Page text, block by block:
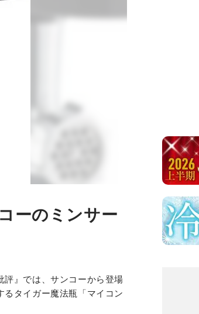
ーのミンサー
』では、サンコーから登場
タイガー魔法瓶「マイコン